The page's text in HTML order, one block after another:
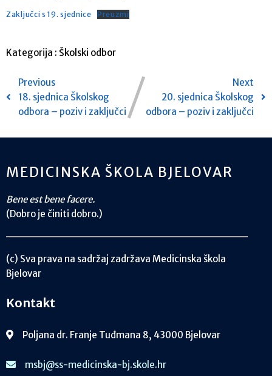
Zaključci s 19. sjednice Preuzmi
Kategorija : Školski odbor
Previous
18. sjednica Školskog
odbora – poziv i zaključci
Next
20. sjednica Školskog
odbora – poziv i zaključci
MEDICINSKA ŠKOLA BJELOVAR
Bene est bene facere.
(Dobro je činiti dobro.)
(c) Sva prava na sadržaj zadržava Medicinska škola
Bjelovar
Kontakt
Poljana dr. Franje Tuđmana 8, 43000 Bjelovar
msbj@ss-medicinska-bj.skole.hr